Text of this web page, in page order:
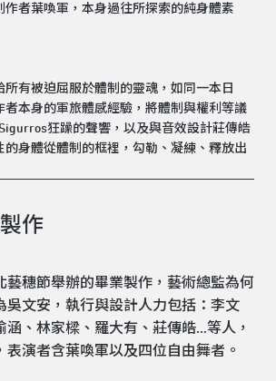
作者葉喚軍，本身過往所探索的純身體素
所有被迫屈服於體制的靈魂，如同一本日
者本身的軍旅體感經驗，將體制與權利等議
狂躁的聲響，以及與音效設計莊傳皓
的身體從體制的框裡，勾勒、凝練、釋放出
作
藝穗節舉辦的畢業製作，藝術總監為何
吳文安，執行與設計人力包括：李文
涵、林家樑、羅大有、莊傳皓…等人，
表演者含葉喚軍以及四位自由舞者。